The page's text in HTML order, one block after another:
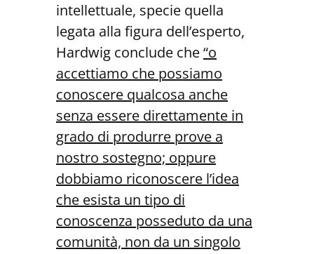
intellettuale, specie quella
legata alla figura dell’esperto,
Hardwig conclude che“o
accettiamo che possiamo
conoscere qualcosa anche
senza essere direttamente in
grado di produrre prove a
nostro sostegno; oppure
dobbiamo riconoscere l’idea
che esista un tipo di
conoscenza posseduto da una
comunità, non da un singolo